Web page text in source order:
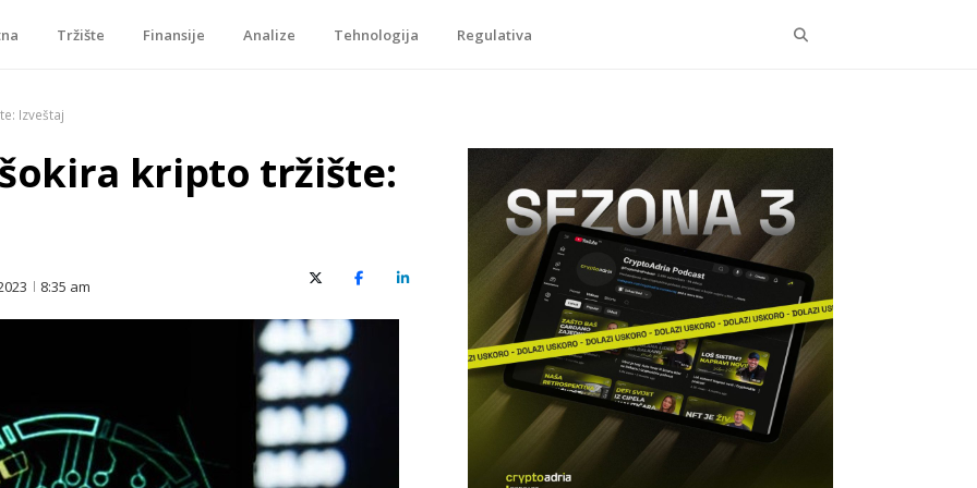
Tržište Finansije Analize Tehnologija Regulativa
Izveštaj
kripto tržište:
8:35 am X (Twitter)FacebookLinkedIn